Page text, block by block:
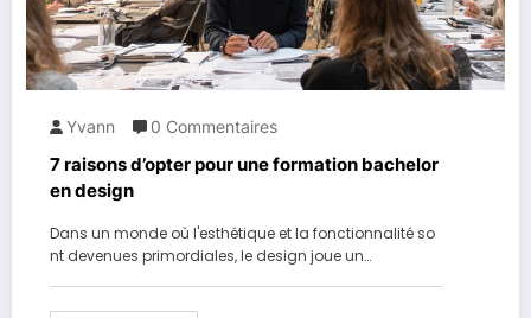
Yvann 0 Commentaires
7 raisons d’opter pour une formation bachelor
en design
Dans un monde où l'esthétique et la fonctionnalité so
nt devenues primordiales, le design joue un…